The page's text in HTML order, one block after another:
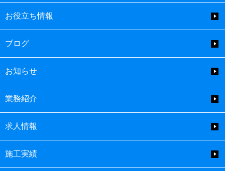
お役立ち情報
ブログ
お知らせ
業務紹介
求人情報
施工実績